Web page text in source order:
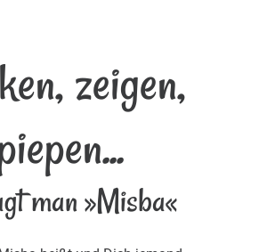
zeigen,
man »Misba«